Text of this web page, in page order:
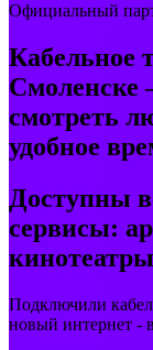
Официальный
Кабельное
Смоленске
смотреть
удобное
Доступны
сервисы:
кинотеатры
Подключили
новый интернет -